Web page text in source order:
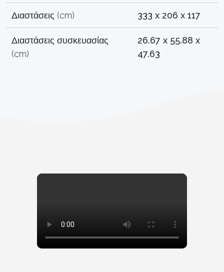
Διαστάσεις (cm) 333 x 206 x 117
Διαστάσεις συσκευασίας
(cm)
26.67 x 55.88 x
47.63